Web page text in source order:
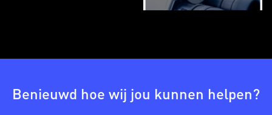
Benieuwd hoe wij jou kunnen helpen?